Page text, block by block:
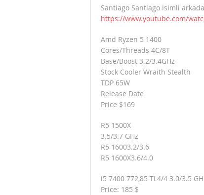
Santiago Santiago isimli
https://www.youtube.com/
Amd Ryzen 5 1400
Cores/Threads 4C/8T
Base/Boost 3.2/3.4GHz
Stock Cooler Wraith Stealth
TDP 65W
Release Date
Price $169
R5 1500X
3.5/3.7 GHz
R5 16003.2/3.6
R5 1600X3.6/4.0
i5 7400 772,85 TL4/4 3.0/3.5
Price: 185 $